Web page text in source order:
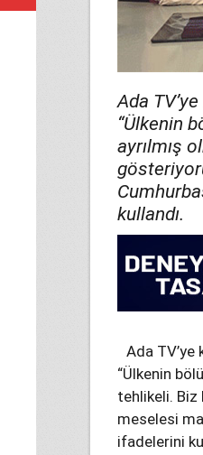
Ada
“Ülkenin
ayrılmış
kullandı.
Ada TV’ye
“Ülkenin
tehlikeli. Biz
meselesi
ifadelerini